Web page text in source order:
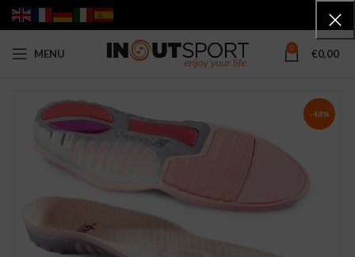
MENU 0 €0,00
-48%